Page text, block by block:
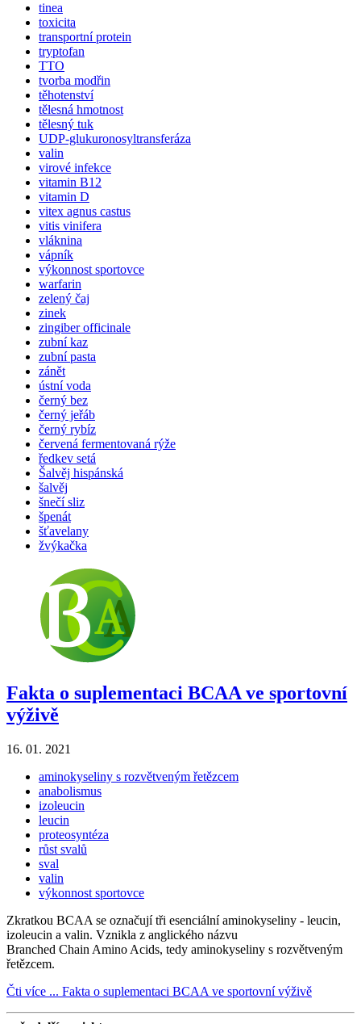
tinea
toxicita
transportní protein
tryptofan
TTO
tvorba modřin
těhotenství
tělesná hmotnost
tělesný tuk
UDP-glukuronosyltransferáza
valin
virové infekce
vitamin B12
vitamin D
vitex agnus castus
vitis vinifera
vláknina
vápník
výkonnost sportovce
warfarin
zelený čaj
zinek
zingiber officinale
zubní kaz
zubní pasta
zánět
ústní voda
černý bez
černý jeřáb
černý rybíz
červená fermentovaná rýže
ředkev setá
Šalvěj hispánská
šalvěj
šnečí sliz
špenát
šťavelany
žvýkačka
Fakta o suplementaci BCAA ve sportovní
výživě
16. 01. 2021
aminokyseliny s rozvětveným řetězcem
anabolismus
izoleucin
leucin
proteosyntéza
růst svalů
sval
valin
výkonnost sportovce
Zkratkou BCAA se označují tři esenciální aminokyseliny - leucin,
izoleucin a valin. Vznikla z anglického názvu
Branched Chain Amino Acids, tedy aminokyseliny s rozvětveným
řetězcem.
Čti více ... Fakta o suplementaci BCAA ve sportovní výživě